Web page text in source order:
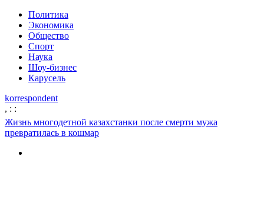
Политика
Экономика
Общество
Спорт
Наука
Шоу-бизнес
Карусель
korrespondent
, : :
Жизнь многодетной казахстанки после смерти мужа
превратилась в кошмар